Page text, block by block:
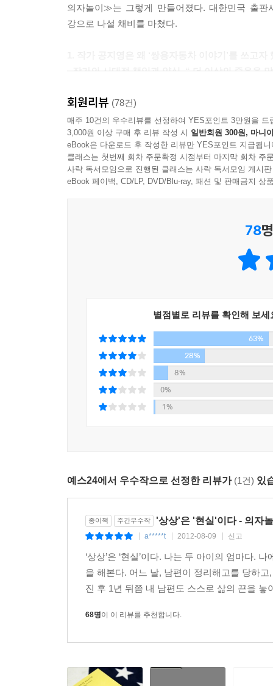
의자놀이≫는 그렇게 만들어졌다. 대한민국 출
강으로 나설 채비를 마쳤다.
- 작가의 시대적 책임과 양심, “ 더 이상의 죽음을
2011년 2월 26일, 쌍용자동차 13번째 희생자가
작은 파장을 일으키며 알려졌다. 10개월 사이
해고는 뉴스 한 자락에 늘 있어 왔는데, 왜 쌍용자
그 후 이어진 죽음의 행렬을 보면서 이제 지켜보
가장 잘할 수 있는 일을 통해서 이 사건을 알리는
결코 남의 일일 수 없는 이 싸움에 시민적 양심으
2. 작가와 출판사, 시민들이 함께 나선 대한민국
사회문제는 언제나 있었다. 해결한 것도 있었고
당했다. 용산 참사, 한진중공업 사건, 쌍용차 사
쌍용차 르포르타주 ≪의자놀이≫는 그런 마음들
쌍용자동차 문제가 단순히 특정 집단의 문제가
‘와락’, 칼럼니스트 하종강, 우희종, 조희연, 시
노동자에게 전해진다. 책 한 권을 사면 독자 여러
비상식적인 일을 자행하지 못하도록 시민 권력이
3. 소설보다 더 가슴 아픈 그날의 기록들
유령처럼 스며든 정리해고 명단, 거기에 속한 이
절실하게 물으며 몸부림치는 것을 이기적이라고
가슴 깊이 느끼게 했다. 그리고 죽음의 행렬은
하며 접한 최악의 사례이며, 이는 베트남전에서
회원리뷰 (78건)
매주 10건의 우수리뷰를 선정하여 YES포인트 3만원을 드
3,000원 이상 구매 후 리뷰 작성 시 일반회원 300원, 마니
eBook은 다운로드 후 작성한 리뷰만 YES포인트 지급됩니
클래스는 첫번째 회차 주문확정 시점부터 마지막 회차 주
사락 독서모임으로 진행된 클래스는 사락 독서모임 게시
eBook 페이백, CD/LP, DVD/Blu-ray, 패션 및 판매금지 상
78
별점별로 리뷰를 확인해 보세
63%
28%
8%
0%
1%
예스24에서 우수작으로 선정한 리뷰가 (1건) 있
종이책 주간우수작 '상상'은 '현실'이다 - 의자
a*****t 2012-08-09 신고
‘상상’은 ‘현실’이다. 나는 두 아이의 엄마다.
을 해본다. 어느 날, 남편이 정리해고를 당하
진 후 1년 뒤쯤 내 남편도 스스로 삶의 끈을
68명이 이 리뷰를 추천합니다.